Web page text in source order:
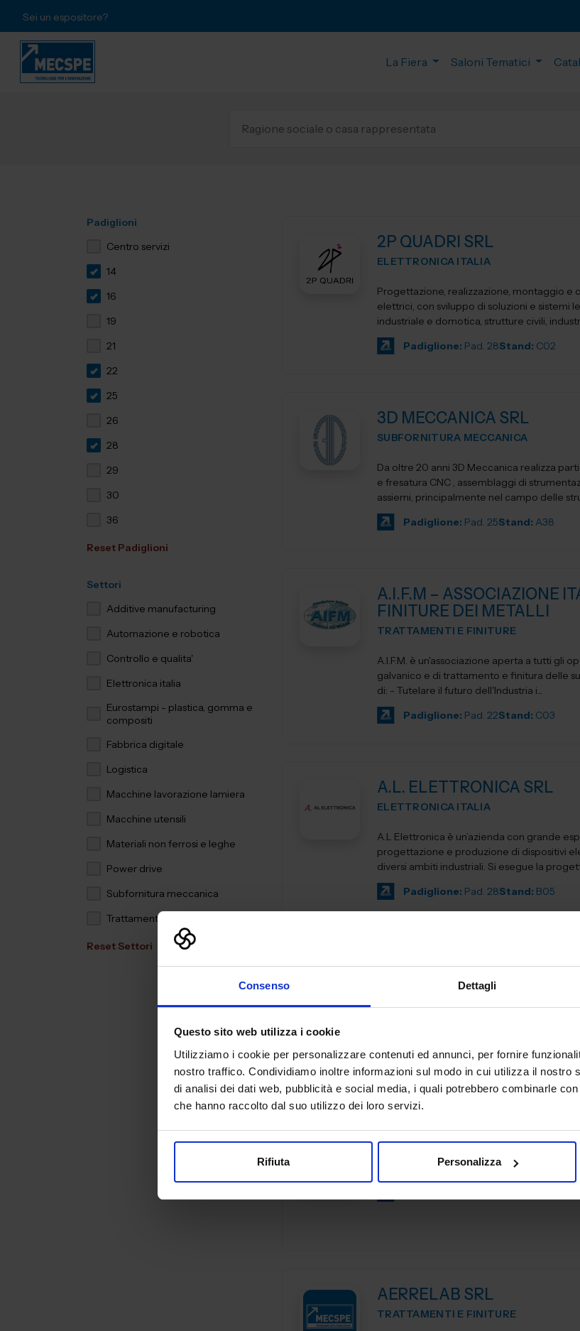
Consenso Dettagli
Questo sito web utilizza i cookie
Utilizziamo i cookie per personalizzare contenuti ed annunci, per fornire
nostro traffico. Condividiamo inoltre informazioni sul modo in cui utilizza il nostro
di analisi dei dati web, pubblicità e social media, i quali potrebbero combinarle
che hanno raccolto dal suo utilizzo dei loro servizi.
Rifiuta Personalizza
Sei un espositore?
La Fiera Saloni Tematici
Padiglioni
Centro servizi
14
16
19
21
22
25
26
28
29
30
36
Reset Padiglioni
Settori
Additive manufacturing
Automazione e robotica
Controllo e qualita'
Elettronica italia
Eurostampi - plastica, gomma e
compositi
Fabbrica digitale
Logistica
Macchine lavorazione lamiera
Macchine utensili
Materiali non ferrosi e leghe
Power drive
Subfornitura meccanica
Trattamenti e finiture
Reset Settori
2P QUADRI SRL
ELETTRONICA ITALIA
Progettazione, realizzazione, montaggio e
elettrici, con sviluppo di soluzioni e sistemi
industriale e domotica, strutture civili,
Padiglione: Pad. 28Stand: C02
3D MECCANICA SRL
SUBFORNITURA MECCANICA
Da oltre 20 anni 3D Meccanica realizza
e fresatura CNC , assemblaggi di
assiemi, principalmente nel campo delle
Padiglione: Pad. 25Stand: A38
A.I.F.M – ASSOCIAZIONE
FINITURE DEI METALLI
TRATTAMENTI E FINITURE
A.I.F.M. è un'associazione aperta a tutti gli
galvanico e di trattamento e finitura delle superfici, che si propone
di: - Tutelare il futuro dell'Industria i...
Padiglione: Pad. 22Stand: C03
A.L. ELETTRONICA SRL
ELETTRONICA ITALIA
A.L Elettronica è un’azienda con grande
progettazione e produzione di dispositivi
diversi ambiti industriali. Si esegue la
Padiglione: Pad. 28Stand: B05
AB FONDERIE ITALIA
SUBFORNITURA MECCANICA
Padiglione: Pad. 25Stand: A120
ACCIAI SPECIALI
SUBFORNITURA MECCANICA
AERRELAB SRL
TRATTAMENTI E FINITURE